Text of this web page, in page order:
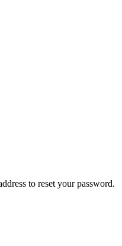
to reset your password.